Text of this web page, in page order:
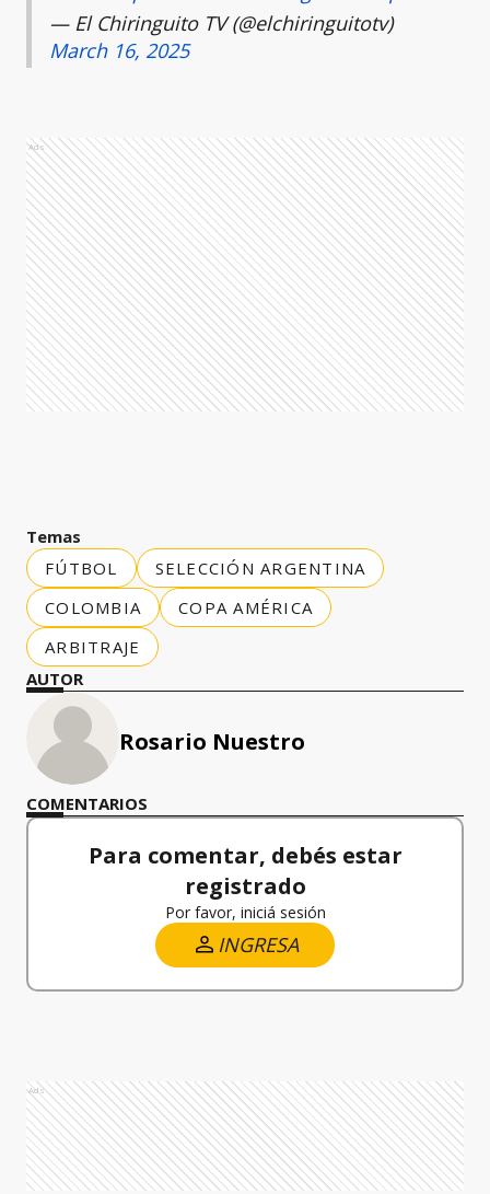
— El Chiringuito TV (@elchiringuitotv)
March 16, 2025
Ads
Temas
FÚTBOL
SELECCIÓN ARGENTINA
COLOMBIA
COPA AMÉRICA
ARBITRAJE
AUTOR
Rosario Nuestro
COMENTARIOS
Para comentar, debés estar
registrado
Por favor, iniciá sesión
INGRESA
Ads